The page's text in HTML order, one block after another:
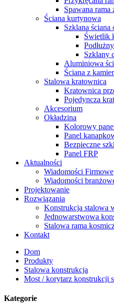
Spawana rama
Ściana kurtynowa
Szklana ściana
Świetlik
Szklany
Aluminiowa
Ściana z
Stalowa kratownica
Kratownica
Pojedyncza
Akcesorium
Okładzina
Kolorowy
Panel
Bezpieczne
Panel FRP
Aktualności
Wiadomości Firmowe
Wiadomości
Projektowanie
Rozwiązania
Konstrukcja stalowa
Jednowarstwowa
Stalowa rama
Kontakt
Dom
Produkty
Stalowa konstrukcja
Most / korytarz konstrukcji
Kategorie